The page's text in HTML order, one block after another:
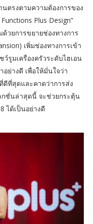
ตรงตามความต้องการของ
Plus Design”
วยการขยายช่องทางการ
เพิ่มช่องทางการเข้า
มเครื่องครัวระดับไฮเอน
ย่างดี เพื่อให้มั่นใจว่า
ดีที่สุดและคาดว่าการส่ง
กชั่นล่าสุดนี้ จะช่วยกระตุ้น
ได้เป็นอย่างดี